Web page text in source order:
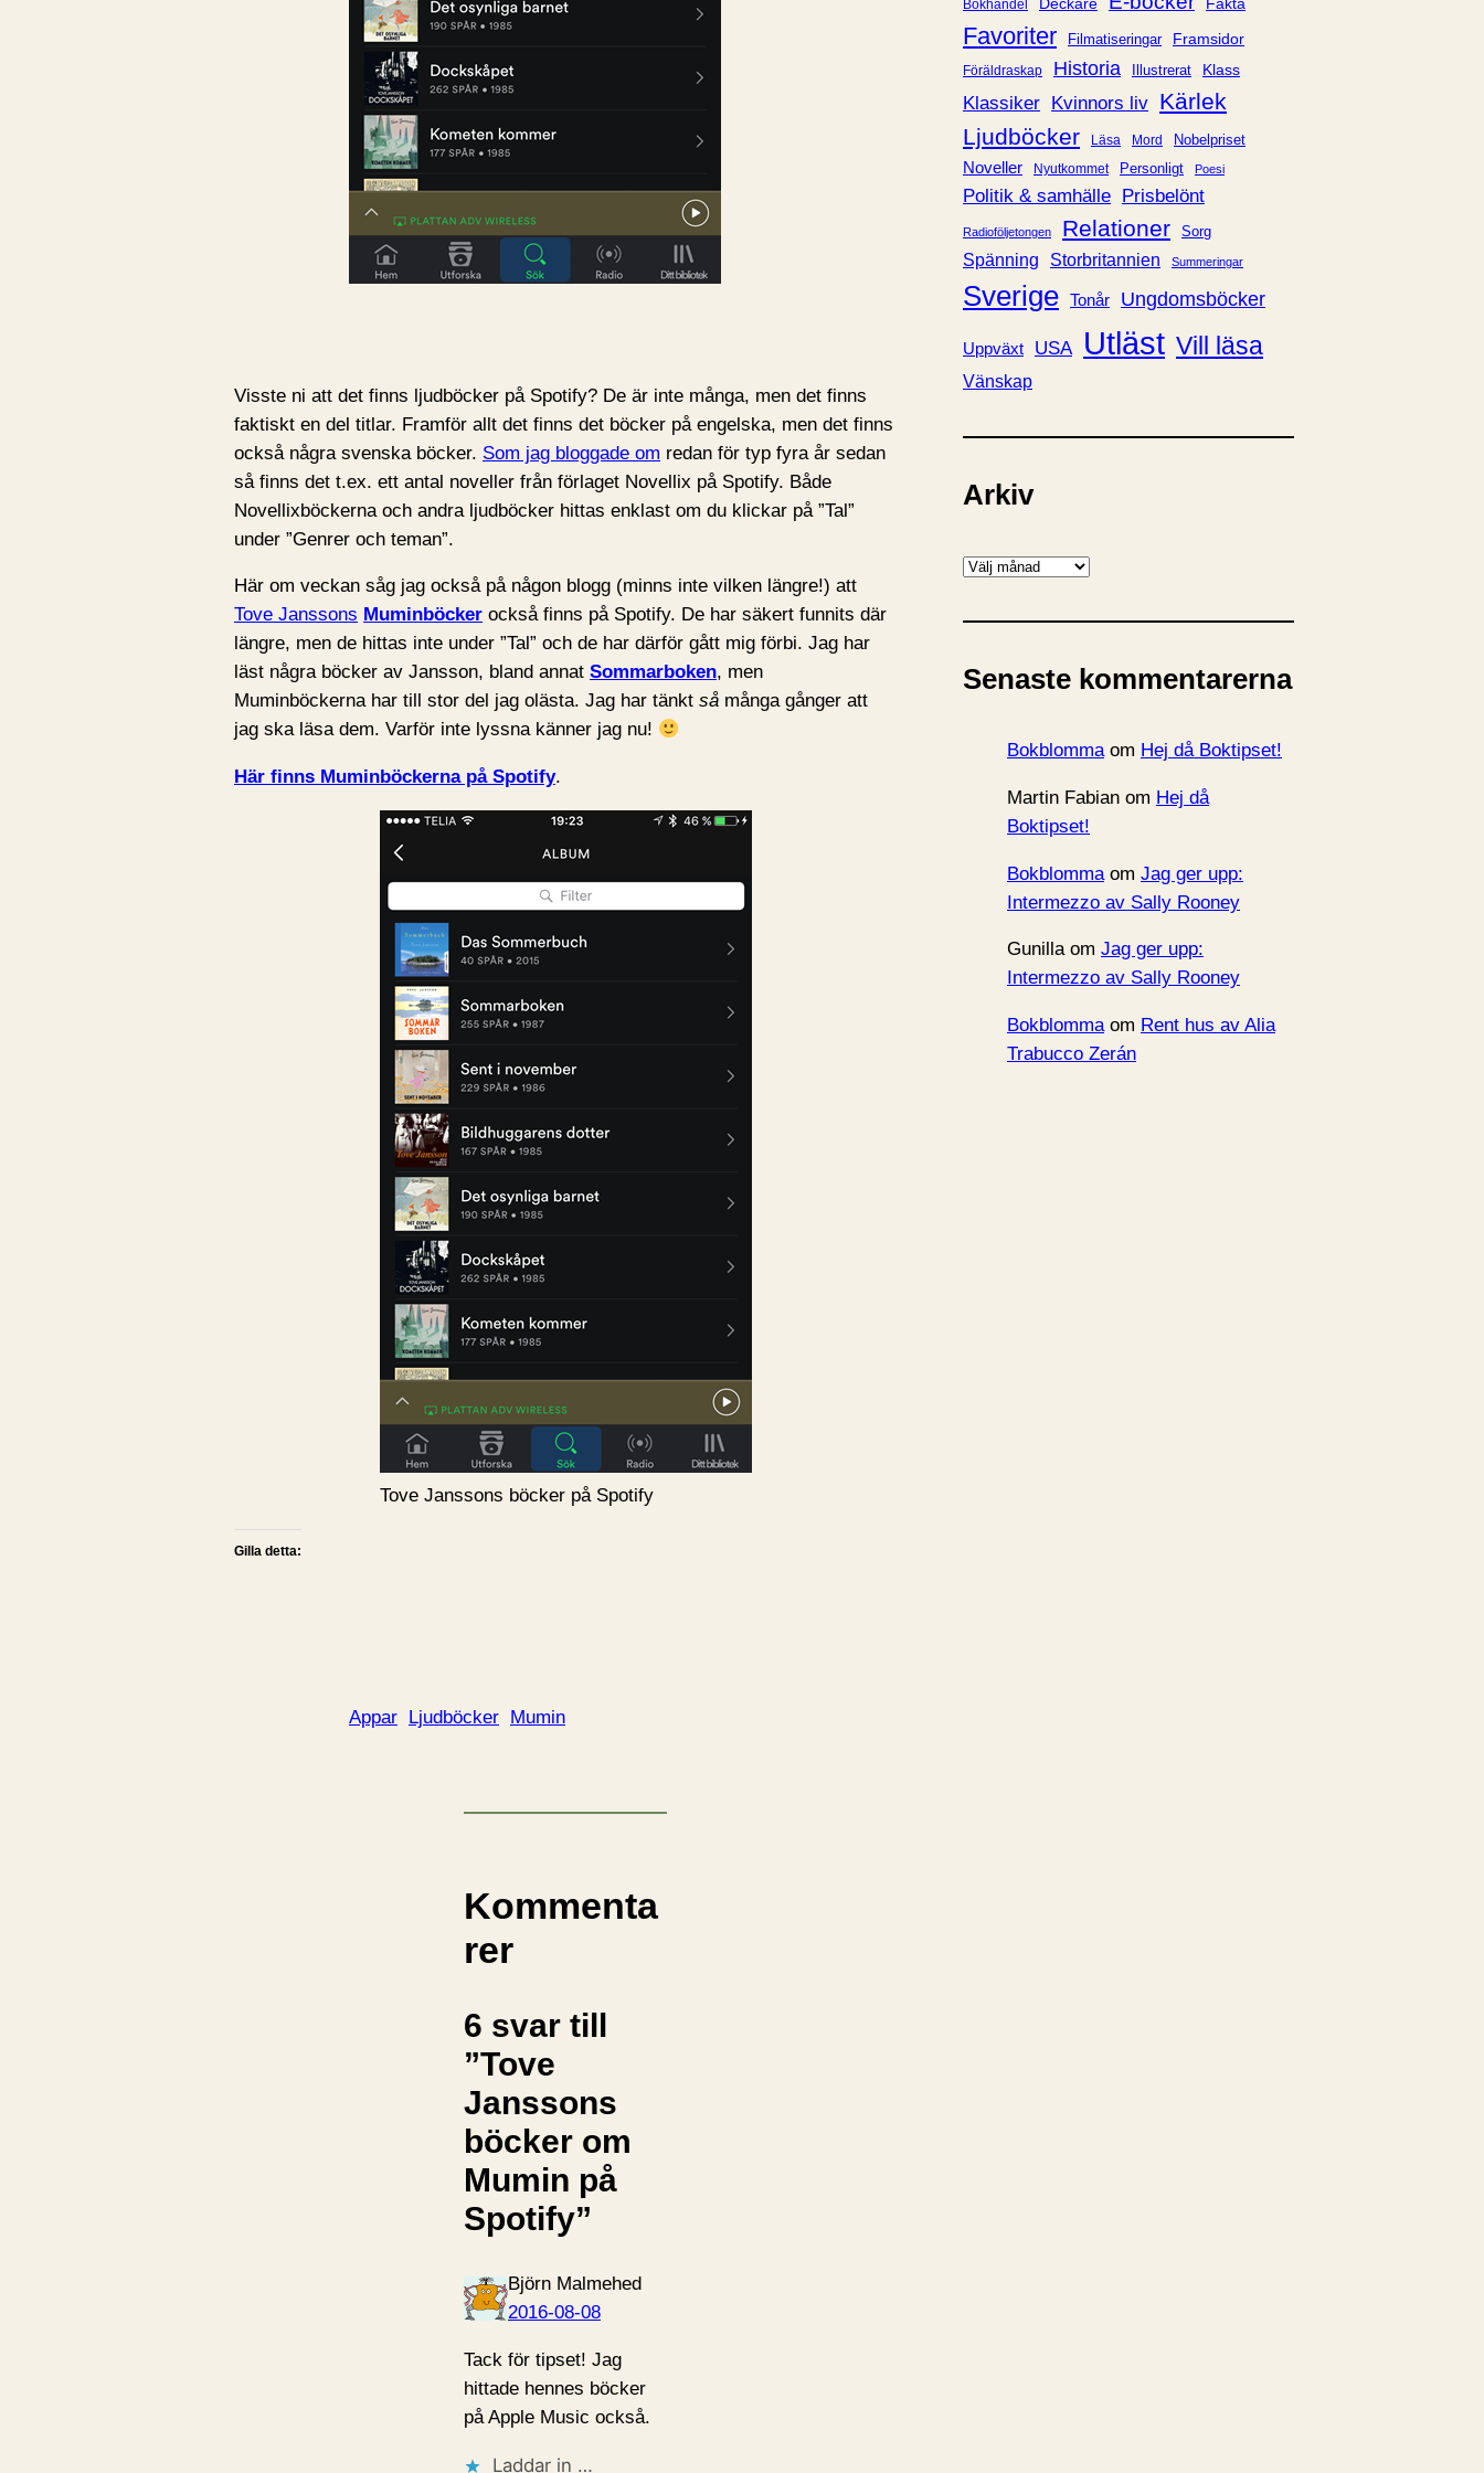
Visste ni att det finns ljudböcker på Spotify? De är inte många, men det finns
faktiskt en del titlar. Framför allt det finns det böcker på engelska, men det finns
också några svenska böcker. Som jag bloggade om redan för typ fyra år sedan
så finns det t.ex. ett antal noveller från förlaget Novellix på Spotify. Både
Novellixböckerna och andra ljudböcker hittas enklast om du klickar på ”Tal”
under ”Genrer och teman”.
Här om veckan såg jag också på någon blogg (minns inte vilken längre!) att
Tove Janssons Muminböcker också finns på Spotify. De har säkert funnits där
längre, men de hittas inte under ”Tal” och de har därför gått mig förbi. Jag har
läst några böcker av Jansson, bland annat Sommarboken, men
Muminböckerna har till stor del jag olästa. Jag har tänkt så många gånger att
jag ska läsa dem. Varför inte lyssna känner jag nu!
Här finns Muminböckerna på Spotify.
Tove Janssons böcker på Spotify
Gilla detta:
Appar Ljudböcker Mumin
Kommenta
rer
6 svar till
”Tove
Janssons
böcker om
Mumin på
Spotify”
Björn Malmehed
2016-08-08
Tack för tipset! Jag
hittade hennes böcker
på Apple Music också.
Laddar in …
e
r
Bokhandel
Favoriter Filmatiseringar Framsidor
Föräldraskap Historia Illustrerat Klass
Klassiker Kvinnors liv Kärlek
Ljudböcker
Läsa Mord Nobelpriset
Noveller Nyutkommet Personligt Poesi
Politik & samhälle Prisbelönt
Radioföljetongen Relationer Sorg
Spänning Storbritannien Summeringar
Sverige Tonår Ungdomsböcker
Uppväxt USA Utläst Vill läsa
Vänskap
Arkiv
A
k
v
Senaste kommentarerna
Bokblommaom Hej då Boktipset!
Martin Fabian om Hej då
Boktipset!
Bokblomma om Jag ger upp:
Intermezzo av Sally Rooney
Gunillaom Jag ger upp:
Intermezzo av Sally Rooney
Bokblommaom Rent hus av Alia
Trabucco Zerán